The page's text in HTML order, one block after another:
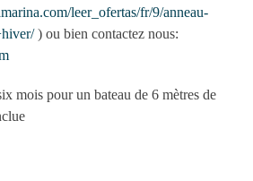
leer_ofertas/fr/9/anneau-
) ou bien contactez nous:
mois pour un bateau de 6 mètres de